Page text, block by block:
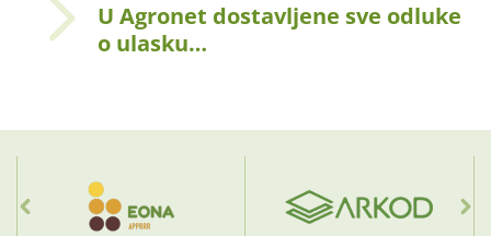
U Agronet dostavljene sve odluke
o ulasku…